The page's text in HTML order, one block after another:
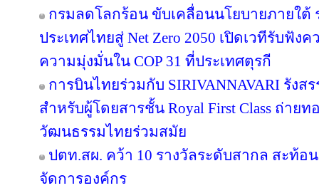
กรมลดโลกร้อน ขับเคลื่อนนโยบายภายใต้
ประเทศไทยสู่ Net Zero 2050 เปิดเวทีรับฟั
ความมุ่งมั่นใน COP 31 ที่ประเทศตุรกี
การบินไทยร่วมกับ SIRIVANNAVARI รังส
สำหรับผู้โดยสารชั้น Royal First Class ถ่าย
วัฒนธรรมไทยร่วมสมัย
ปตท.สผ. คว้า 10 รางวัลระดับสากล สะท้อ
จัดการองค์กร